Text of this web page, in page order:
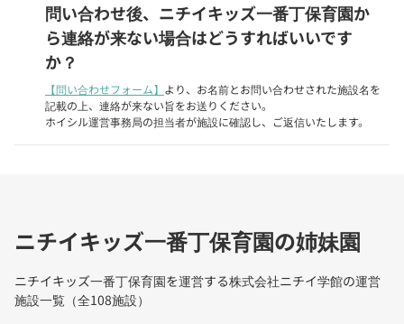
問い合わせ後、ニチイキッズ一番丁保育園か
ら連絡が来ない場合はどうすればいいです
か？
【問い合わせフォーム】 より、お名前とお問い合わせされた施設名を
記載の上、連絡が来ない旨をお送りください。
ホイシル運営事務局の担当者が施設に確認し、ご返信いたします。
ニチイキッズ一番丁保育園の姉妹園
ニチイキッズ一番丁保育園を運営する株式会社ニチイ学館の運営
施設一覧（全108施設）